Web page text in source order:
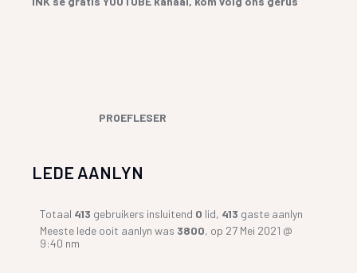
PROEFLESER
LEDE AANLYN
Totaal 413 gebruikers insluitend 0 lid, 413 gaste aanlyn
Meeste lede ooit aanlyn was 3800, op 27 Mei 2021 @
9:40 nm